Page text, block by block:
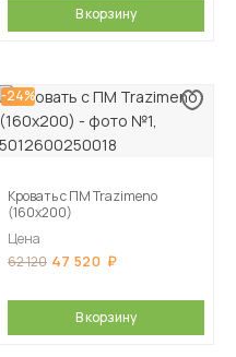
В корзину
-24%
Кровать с ПМ Trazimeno
(160х200)
Цена
62 120 47 520
В корзину